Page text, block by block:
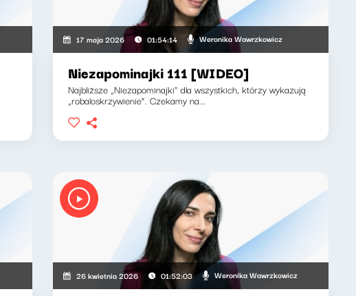
17 maja 2026 01:54:14 Weronika Wawrzkowicz
Niezapominajki 111 [WIDEO]
Najbliższe „Niezapominajki" dla wszystkich, którzy wykazują
„robaloskrzywienie”. Czekamy na...
26 kwietnia 2026 01:52:03 Weronika Wawrzkowicz